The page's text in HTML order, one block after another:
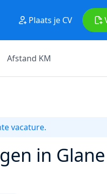
Plaats je CV
vacature.
in